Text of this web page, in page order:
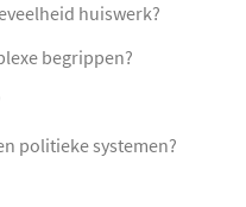
huiswerk?
begrippen?
politieke systemen?